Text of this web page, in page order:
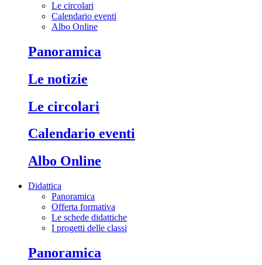
Le circolari
Calendario eventi
Albo Online
Panoramica
Le notizie
Le circolari
Calendario eventi
Albo Online
Didattica
Panoramica
Offerta formativa
Le schede didattiche
I progetti delle classi
Panoramica